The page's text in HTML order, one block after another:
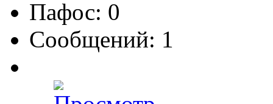
Пафос: 0
Сообщений: 1